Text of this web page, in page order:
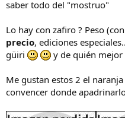
l
i
l
o
i
saber todo del "mostruo"
Lo hay con zafiro ? Peso
precio, ediciones
güiri
y de quién mejor
Me gustan estos 2 el
convencer donde